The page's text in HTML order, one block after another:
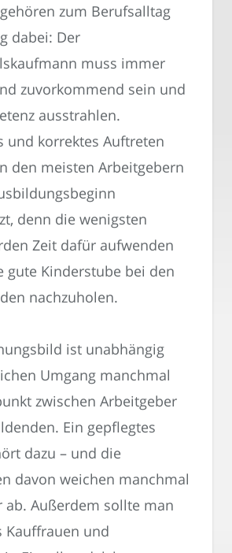
zum Berufsalltag
dabei: Der
muss immer
zuvorkommend sein und
ausstrahlen.
und korrektes Auftreten
den meisten Arbeitgebern
denn die wenigsten
Zeit dafür aufwenden
gute Kinderstube bei den
nachzuholen.
ist unabhängig
Umgang manchmal
zwischen Arbeitgeber
Ein gepflegtes
dazu – und die
davon weichen manchmal
ab. Außerdem sollte man
Kauffrauen und